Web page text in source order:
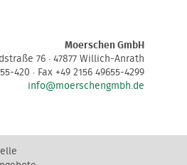
Moerschen GmbH
76 · 47877 Willich-Anrath
420 · Fax +49 2156 49655-4299
info@moerschengmbh.de